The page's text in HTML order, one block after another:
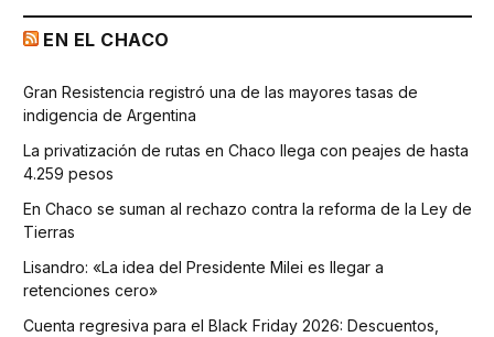
EN EL CHACO
Gran Resistencia registró una de las mayores tasas de
indigencia de Argentina
La privatización de rutas en Chaco llega con peajes de hasta
4.259 pesos
En Chaco se suman al rechazo contra la reforma de la Ley de
Tierras
Lisandro: «La idea del Presidente Milei es llegar a
retenciones cero»
Cuenta regresiva para el Black Friday 2026: Descuentos,